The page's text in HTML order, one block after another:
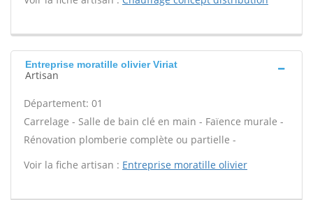
Entreprise moratille olivier Viriat
Artisan
Département: 01
Carrelage - Salle de bain clé en main - Faïence murale -
Rénovation plomberie complète ou partielle -
Voir la fiche artisan : Entreprise moratille olivier